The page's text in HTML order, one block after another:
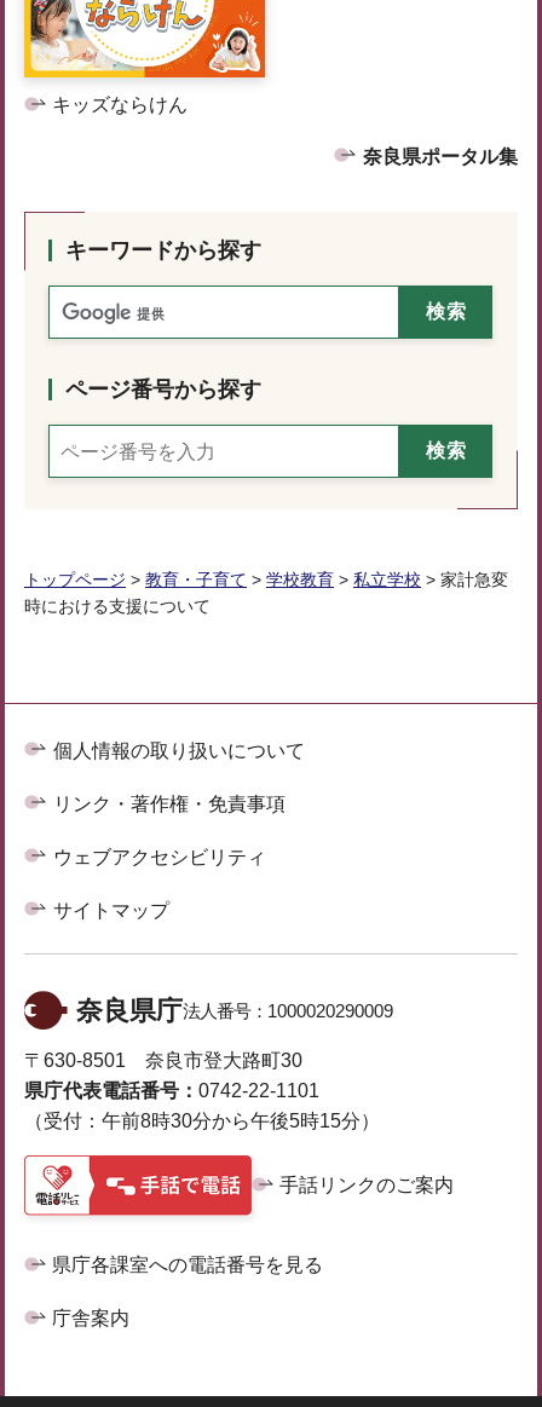
キッズならけん
奈良県ポータル集
キーワードから探す
ページ番号から探す
トップページ > 教育・子育て > 学校教育 > 私立学校 > 家計急変
時における支援について
個人情報の取り扱いについて
リンク・著作権・免責事項
ウェブアクセシビリティ
サイトマップ
奈良県庁法人番号： 1000020290009
〒630-8501 奈良市登大路町30
県庁代表電話番号： 0742-22-1101
（受付：午前8時30分から午後5時15分）
手話リンクのご案内
県庁各課室への電話番号を見る
庁舎案内